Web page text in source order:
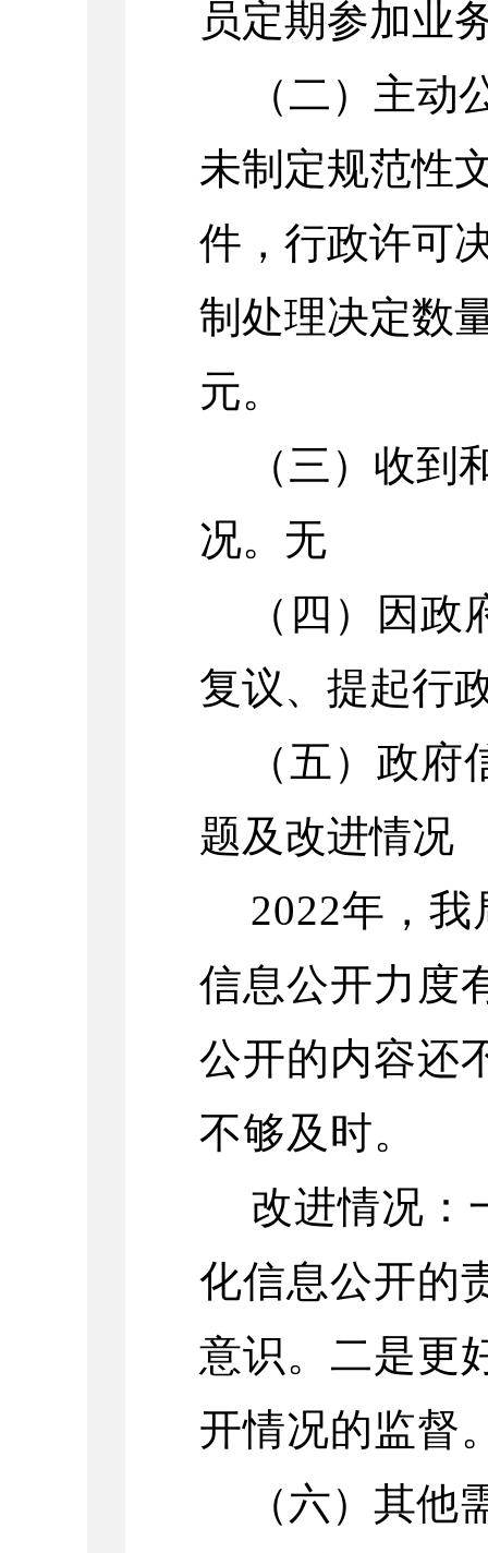
员定期参加业
（二）主动
未制定规范性
件， 行政许可
制处理决定数
元。
（三）收
况。无
（四）
因政
复议、提起行
（五） 政府
题及改进情况
2022年，
信息公开力度
公开的内容还
不够及时。
改进情况
化信息公开的
意识。二是更
开情况的监督
（六）其他